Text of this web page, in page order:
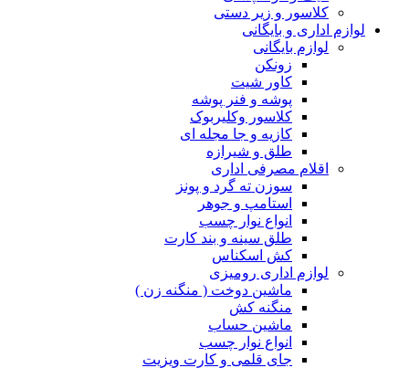
کلاسور و زیر دستی
لوازم اداری و بایگانی
لوازم بایگانی
زونکن
کاور شیت
پوشه و فنر پوشه
کلاسور وکلیربوک
کازیه و جا مجله ای
طلق و شیرازه
اقلام مصرفی اداری
سوزن ته گرد و پونز
استامپ و جوهر
انواع نوار چسب
طلق سینه و بند کارت
کش اسکناس
لوازم اداری رومیزی
ماشین دوخت ( منگنه زن )
منگنه کش
ماشین حساب
انواع نوار چسب
جای قلمی و کارت ویزیت